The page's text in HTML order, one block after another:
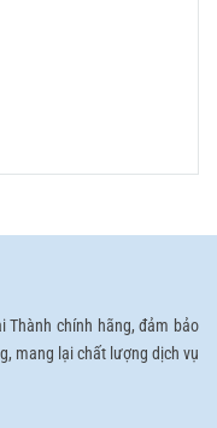
Thành chính hãng, đảm bảo
mang lại chất lượng dịch vụ